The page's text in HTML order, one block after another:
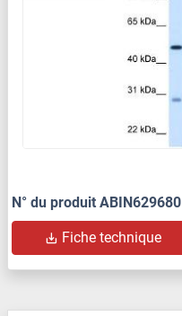
N° du produit ABIN629680
Fiche technique